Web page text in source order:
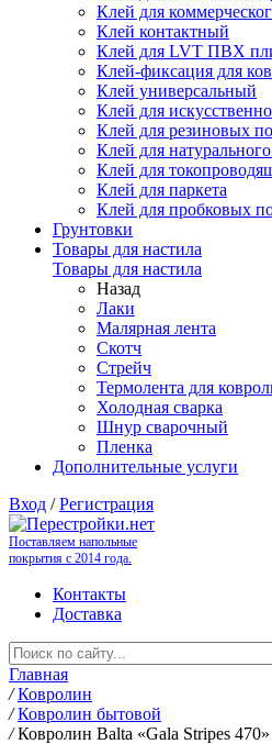
Клей для
Клей контактный
Клей для LVT ПВХ
Клей-фиксация для
Клей универсальный
Клей для
Клей для резиновых
Клей для
Клей для
Клей для паркета
Клей для пробковых
Грунтовки
Товары для настила
Товары для настила
Назад
Лаки
Малярная лента
Скотч
Стрейч
Термолента для
Холодная сварка
Шнур сварочный
Пленка
Дополнительные услуги
Вход /Регистрация
Поставляем напольные
покрытия с 2014 года.
Контакты
Доставка
Главная
/ Ковролин
/ Ковролин бытовой
/ Ковролин Balta «Gala Stripes 470»